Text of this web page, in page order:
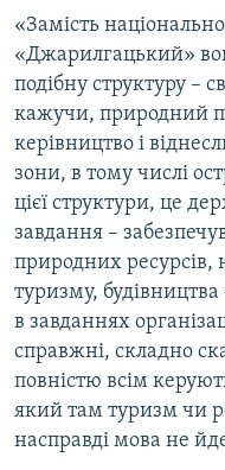
«Замість
«Джарилгацький»
подібну структуру –
кажучи, природний
керівництво і
зони, в тому числі
цієї структури, це
завдання –
природних ресурсів,
туризму, будівництва
в завданнях
справжні, складно
повністю всім
який там туризм чи
насправді мова не